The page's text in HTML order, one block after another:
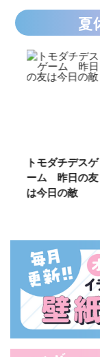
夏
トモダチデスゲ
ーム 昨日の友
は今日の敵